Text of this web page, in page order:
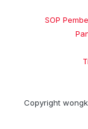
SOP
Copyright